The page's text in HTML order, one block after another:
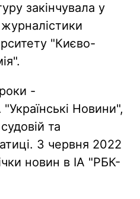
закінчувала у
"Києво-
-
Новини",
та
З червня 2022
новин в ІА "РБК-